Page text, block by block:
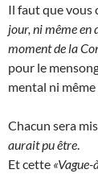
Il faut que vous
jour, ni même en
moment de la
pour le
mental ni même
Chacun sera
aurait pu être
Et cette «Vague-